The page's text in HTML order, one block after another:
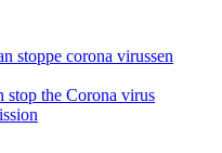
stoppe corona virussen
stop the Corona virus